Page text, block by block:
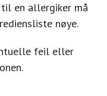
en allergiker må
nøye.
feil eller